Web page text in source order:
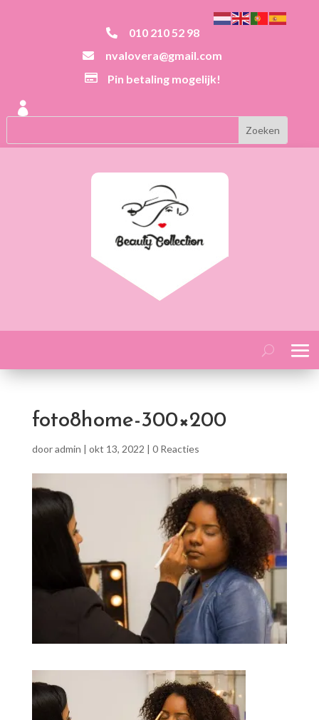
 010 210 52 98
 nvalovera@gmail.com
 Pin betaling mogelijk!

foto8home-300×200
dooradmin | okt 13, 2022 | 0 Reacties